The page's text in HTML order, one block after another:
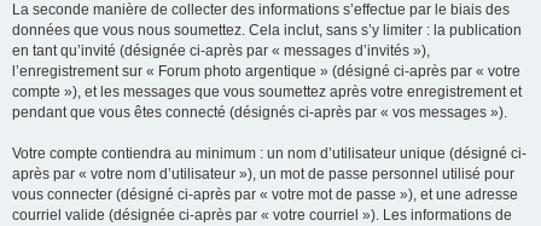
La seconde manière de collecter des informations s’effectue par le biais des
données que vous nous soumettez. Cela inclut, sans s’y limiter : la publication
en tant qu’invité (désignée ci-après par « messages d’invités »),
l’enregistrement sur « Forum photo argentique » (désigné ci-après par « votre
compte »), et les messages que vous soumettez après votre enregistrement et
pendant que vous êtes connecté (désignés ci-après par « vos messages »).
Votre compte contiendra au minimum : un nom d’utilisateur unique (désigné ci-
après par « votre nom d’utilisateur »), un mot de passe personnel utilisé pour
vous connecter (désigné ci-après par « votre mot de passe »), et une adresse
courriel valide (désignée ci-après par « votre courriel »). Les informations de